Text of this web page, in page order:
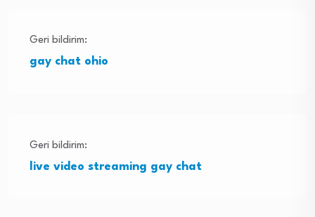
Geri bildirim:
gay chat ohio
Geri bildirim:
live video streaming gay chat